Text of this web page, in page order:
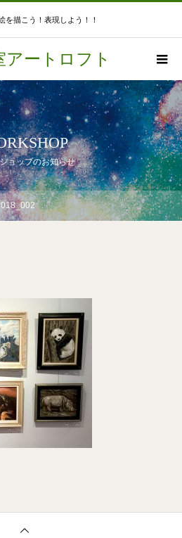
を描こう！表現しよう！！
アートロフト
ョップのお知らせ